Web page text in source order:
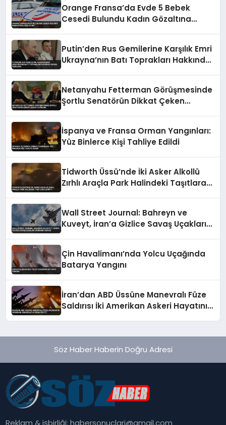
Orange Fransa’da Evde 5 Bebek
Cesedi Bulundu Kadın Gözaltına
Putin’den Rus Gemilerine Karşılık Emri
Ukrayna’nın Batı Toprakları Hakkında
Netanyahu Fetterman Görüşmesinde
Şortlu Senatörün Dikkat Çeken
İspanya ve Fransa Orman Yangınları:
Yüz Binlerce Kişi Tahliye Edildi
Tidworth Üssü’nde İki Asker Alkollü
Zırhlı Araçla Park Halindeki Taşıtlara
Wall Street Journal: Bahreyn ve
Kuveyt, İran’a Gizlice Savaş Uçakları
Çin Havalimanı’nda Yolcu Uçağında
Batarya Yangını
İran’dan ABD Üssüne Manevralı Füze
Saldırısı İki Amerikan Askeri Hayatını
Söz Haber Haberin Doğru Adresi
Reklam & işbirliği:habersonuclari@gmail.com